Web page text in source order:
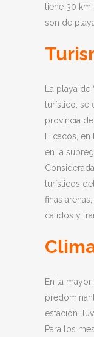
tiene 30 km
son de
La playa
turístico, se
provincia
Hicacos,
en la
turísticos
finas
cálidos y
En la
estación
Para los